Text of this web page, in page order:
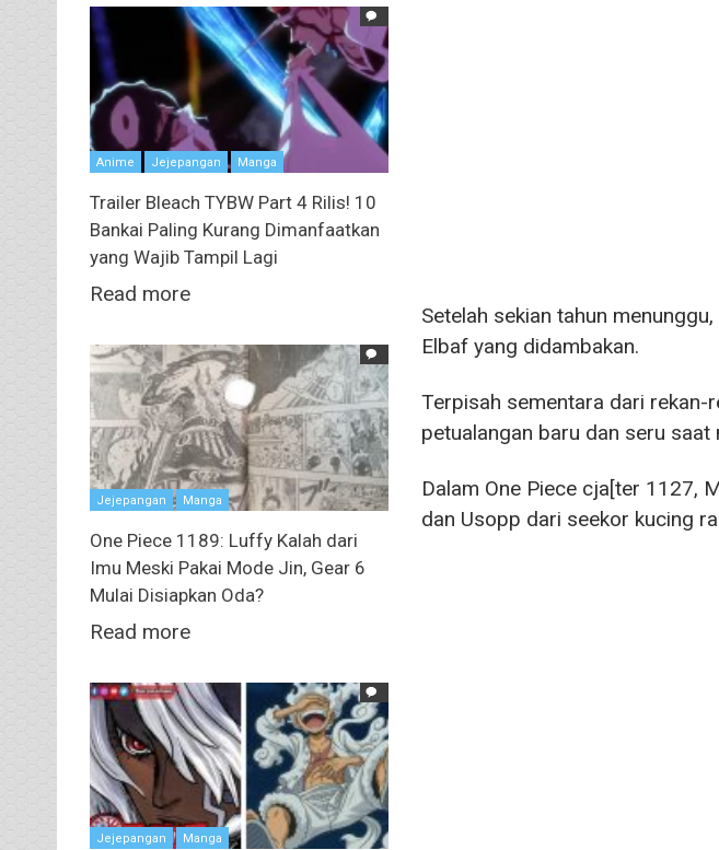
Setelah sekian tahun
Elbaf yang didambakan.
Terpisah sementara dari rekan-
petualangan baru dan seru
Dalam One Piece cja[ter 1127,
dan Usopp dari seekor kucing
Anime Jejepangan Manga
Trailer Bleach TYBW Part 4 Rilis! 10
Bankai Paling Kurang Dimanfaatkan
yang Wajib Tampil Lagi
Read more
Jejepangan Manga
One Piece 1189: Luffy Kalah dari
Imu Meski Pakai Mode Jin, Gear 6
Mulai Disiapkan Oda?
Read more
Jejepangan Manga